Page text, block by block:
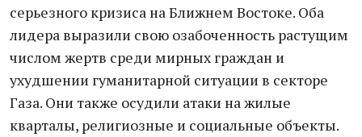
серьезного кризиса на Ближнем Востоке. Оба
лидера выразили свою озабоченность растущим
числом жертв среди мирных граждан и
ухудшении гуманитарной ситуации в секторе
Газа. Они также осудили атаки на жилые
кварталы, религиозные и социальные объекты.